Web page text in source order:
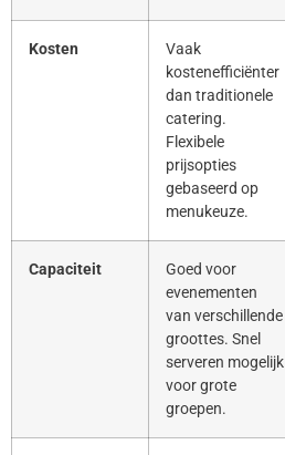
Kosten
Vaak
kostenefficiënter
dan traditionele
catering.
Flexibele
prijsopties
gebaseerd op
menukeuze.
Capaciteit
Goed voor
evenementen
van verschillende
groottes. Snel
serveren mogelijk
voor grote
groepen.